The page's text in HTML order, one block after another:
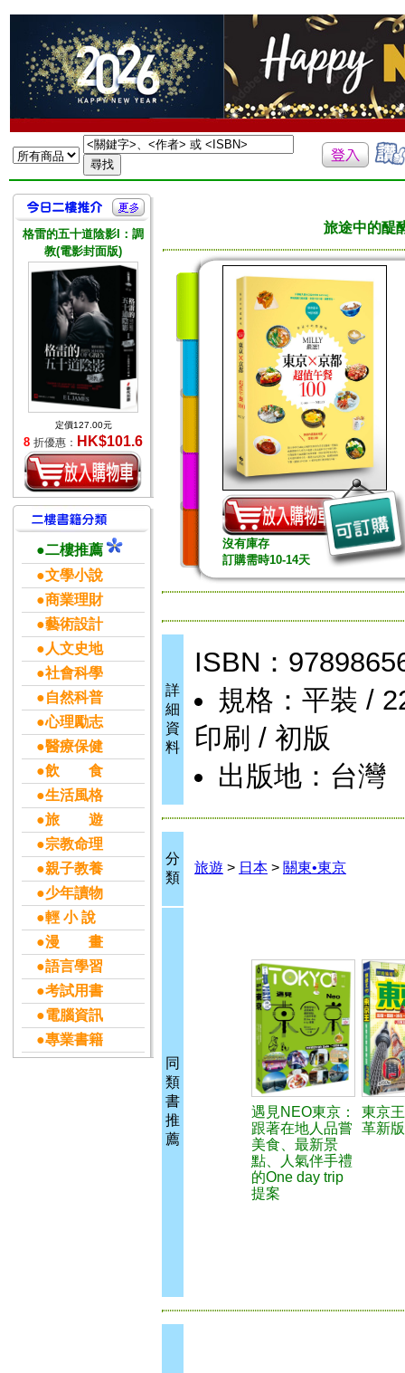
格雷的五十道陰影I：調
教(電影封面版)
定價127.00元
8 折優惠： HK$101.6
●二樓推薦
●文學小說
●商業理財
●藝術設計
●人文史地
●社會科學
●自然科普
●心理勵志
●醫療保健
●飲 食
●生活風格
●旅 遊
●宗教命理
●親子教養
●少年讀物
●輕 小 說
●漫 畫
●語言學習
●考試用書
●電腦資訊
●專業書籍
旅途中的醍
沒有庫存
訂購需時10-14天
詳
細
資
料
ISBN：
規格：平裝 /
印刷 / 初版
出版地：台灣
分
類
旅遊 > 日本 > 關東•東京
同
類
書
推
薦
遇見NEO東京：
跟著在地人品嘗
美食、最新景
點、人氣伴手禮
的One day trip
提案
東京
革新